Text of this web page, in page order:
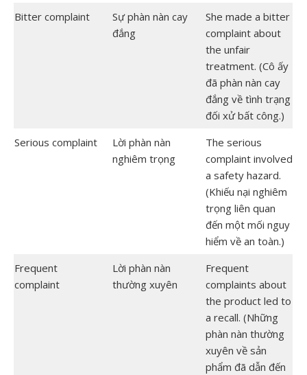
Bitter complaint
Sự phàn nàn cay
đắng
She made a bitter
complaint about
the unfair
treatment. (Cô ấy
đã phàn nàn cay
đắng về tình trạng
đối xử bất công.)
Serious complaint
Lời phàn nàn
nghiêm trọng
The serious
complaint involved
a safety hazard.
(Khiếu nại nghiêm
trọng liên quan
đến một mối nguy
hiểm về an toàn.)
Frequent
complaint
Lời phàn nàn
thường xuyên
Frequent
complaints about
the product led to
a recall. (Những
phàn nàn thường
xuyên về sản
phẩm đã dẫn đến